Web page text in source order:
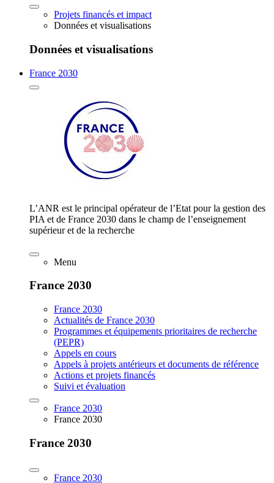
Projets financés et impact
Données et visualisations
Données et visualisations
France 2030
L’ANR est le principal opérateur de l’Etat pour la gestion des
PIA et de France 2030 dans le champ de l’enseignement
supérieur et de la recherche
Menu
France 2030
France 2030
Actualités de France 2030
Programmes et équipements prioritaires de recherche
(PEPR)
Appels en cours
Appels à projets antérieurs et documents de référence
Actions et projets financés
Suivi et évaluation
France 2030
France 2030
France 2030
France 2030